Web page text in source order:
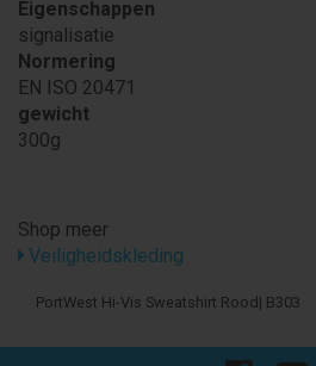
Eigenschappen
signalisatie
Normering
EN ISO 20471
gewicht
300g
Shop meer
Veiligheidskleding
PortWest Hi-Vis Sweatshirt Rood| B303